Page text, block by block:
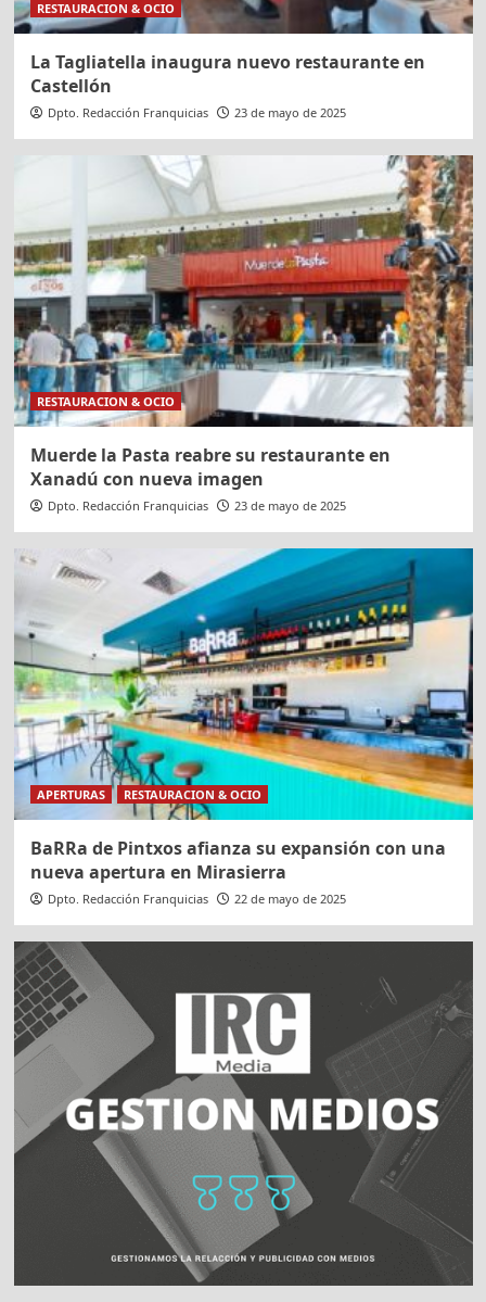
RESTAURACION & OCIO
La Tagliatella inaugura nuevo restaurante en
Castellón
Dpto. Redacción Franquicias 23 de mayo de 2025
RESTAURACION & OCIO
Muerde la Pasta reabre su restaurante en
Xanadú con nueva imagen
Dpto. Redacción Franquicias 23 de mayo de 2025
APERTURAS RESTAURACION & OCIO
BaRRa de Pintxos afianza su expansión con una
nueva apertura en Mirasierra
Dpto. Redacción Franquicias 22 de mayo de 2025